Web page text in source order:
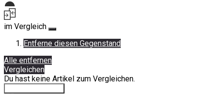
im Vergleich
Entferne diesen Gegenstand
Alle entfernen
Vergleichen
Du hast keine Artikel zum Vergleichen.